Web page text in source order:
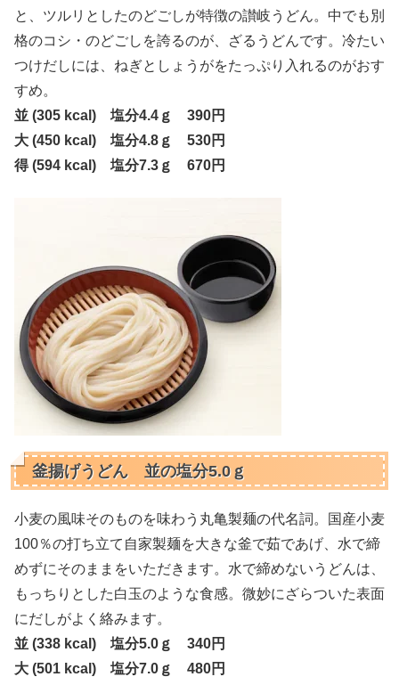
と、ツルリとしたのどごしが特徴の讃岐うどん。中でも別
格のコシ・のどごしを誇るのが、ざるうどんです。冷たい
つけだしには、ねぎとしょうがをたっぷり入れるのがおす
すめ。
並 (305 kcal) 塩分4.4ｇ 390円
大 (450 kcal) 塩分4.8ｇ 530円
得 (594 kcal) 塩分7.3ｇ 670円
釜揚げうどん 並の塩分5.0ｇ
小麦の風味そのものを味わう丸亀製麺の代名詞。国産小麦
100％の打ち立て自家製麺を大きな釜で茹であげ、水で締
めずにそのままをいただきます。水で締めないうどんは、
もっちりとした白玉のような食感。微妙にざらついた表面
にだしがよく絡みます。
並 (338 kcal) 塩分5.0ｇ 340円
大 (501 kcal) 塩分7.0ｇ 480円